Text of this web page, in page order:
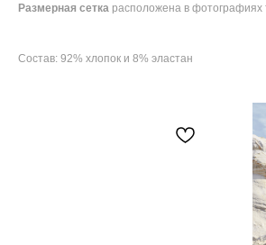
Размерная сетка расположена в фотографиях
Состав: 92% хлопок и 8% эластан